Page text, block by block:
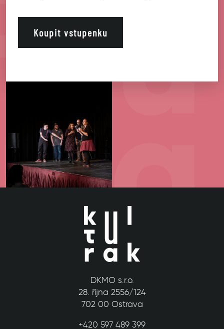
Koupit vstupenku
DKMO s.r.o.
28. října 2556/124
702 00 Ostrava
+420 597 489 399